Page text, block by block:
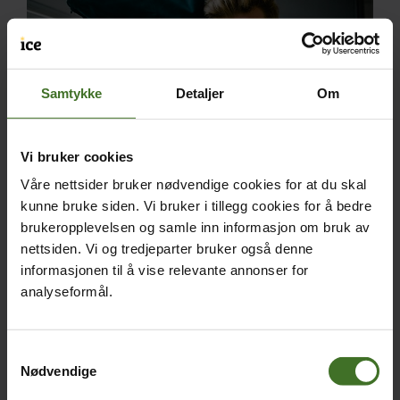
Samtykke Detaljer Om
Vi bruker cookies
Våre nettsider bruker nødvendige cookies for at du skal
kunne bruke siden. Vi bruker i tillegg cookies for å bedre
brukeropplevelsen og samle inn informasjon om bruk av
nettsiden. Vi og tredjeparter bruker også denne
informasjonen til å vise relevante annonser for
analyseformål.
Nødvendige
Forbered barna
Ingen tekniske løsninger og filtre vil kunne beskytte
barna for alt, men de kan redusere risikoen. For de
aller yngste bør kanskje YouTube-tittingen skje på
fra en Apple-TV, en Smart-TV eller Chromecast.
Du bør også prate med barna om trygg bruk av
YouTube og fortelle dem at de kan si ifra til deg